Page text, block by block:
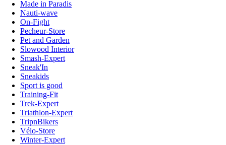
Made in Paradis
Nauti-wave
On-Fight
Pecheur-Store
Pet and Garden
Slowood Interior
Smash-Expert
Sneak'In
Sneakids
Sport is good
Training-Fit
Trek-Expert
Triathlon-Expert
TripnBikers
Vélo-Store
Winter-Expert